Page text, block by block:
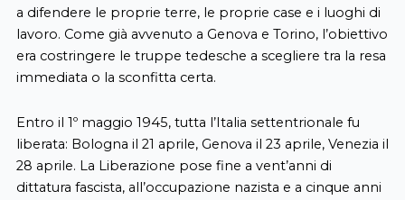
a difendere le proprie terre, le proprie case e i luoghi di
lavoro. Come già avvenuto a Genova e Torino, l’obiettivo
era costringere le truppe tedesche a scegliere tra la resa
immediata o la sconfitta certa.
Entro il 1º maggio 1945, tutta l’Italia settentrionale fu
liberata: Bologna il 21 aprile, Genova il 23 aprile, Venezia il
28 aprile. La Liberazione pose fine a vent’anni di
dittatura fascista, all’occupazione nazista e a cinque anni